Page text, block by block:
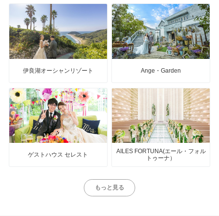
伊良湖オーシャンリゾート Ange・Garden
ゲストハウス セレスト
AILES FORTUNA(エール・フォル
トゥーナ）
もっと見る